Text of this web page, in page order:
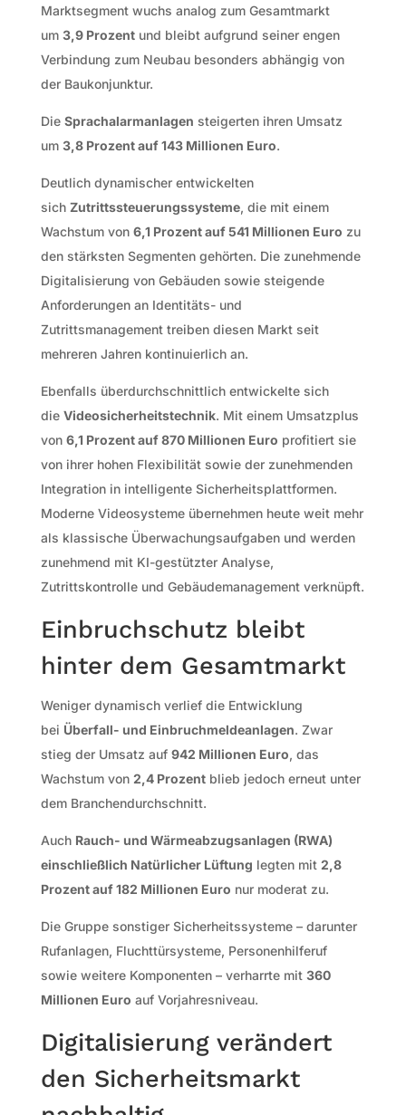
Marktsegment wuchs analog zum Gesamtmarkt
um 3,9 Prozentund bleibt aufgrund seiner engen
Verbindung zum Neubau besonders abhängig von
der Baukonjunktur.
Die Sprachalarmanlagen steigerten ihren Umsatz
um 3,8 Prozent auf 143 Millionen Euro.
Deutlich dynamischer entwickelten
sich Zutrittssteuerungssysteme, die mit einem
Wachstum von 6,1 Prozent auf 541 Millionen Euro zu
den stärksten Segmenten gehörten. Die zunehmende
Digitalisierung von Gebäuden sowie steigende
Anforderungen an Identitäts- und
Zutrittsmanagement treiben diesen Markt seit
mehreren Jahren kontinuierlich an.
Ebenfalls überdurchschnittlich entwickelte sich
die Videosicherheitstechnik. Mit einem Umsatzplus
von 6,1 Prozent auf 870 Millionen Euro profitiert sie
von ihrer hohen Flexibilität sowie der zunehmenden
Integration in intelligente Sicherheitsplattformen.
Moderne Videosysteme übernehmen heute weit mehr
als klassische Überwachungsaufgaben und werden
zunehmend mit KI-gestützter Analyse,
Zutrittskontrolle und Gebäudemanagement verknüpft.
Einbruchschutz bleibt
hinter dem Gesamtmarkt
Weniger dynamisch verlief die Entwicklung
bei Überfall- und Einbruchmeldeanlagen. Zwar
stieg der Umsatz auf 942 Millionen Euro, das
Wachstum von 2,4 Prozentblieb jedoch erneut unter
dem Branchendurchschnitt.
Auch Rauch- und Wärmeabzugsanlagen (RWA)
einschließlich Natürlicher Lüftung legten mit 2,8
Prozent auf 182 Millionen Euro nur moderat zu.
Die Gruppe sonstiger Sicherheitssysteme – darunter
Rufanlagen, Fluchttürsysteme, Personenhilferuf
sowie weitere Komponenten – verharrte mit 360
Millionen Euro auf Vorjahresniveau.
Digitalisierung verändert
den Sicherheitsmarkt